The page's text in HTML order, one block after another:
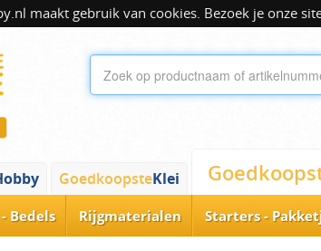
maakt gebruik van cookies. Bezoek je onze
GoedkoopsteKlei
Bedels Rijgmaterialen Starters -